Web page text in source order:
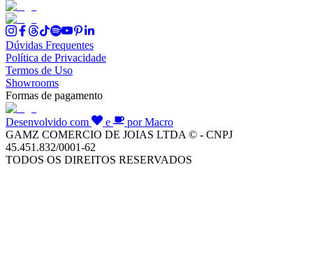
Dúvidas Frequentes
Política de Privacidade
Termos de Uso
Showrooms
Formas de pagamento
Desenvolvido com e
por Macro
GAMZ COMERCIO DE JOIAS LTDA © - CNPJ
45.451.832/0001-62
TODOS OS DIREITOS RESERVADOS